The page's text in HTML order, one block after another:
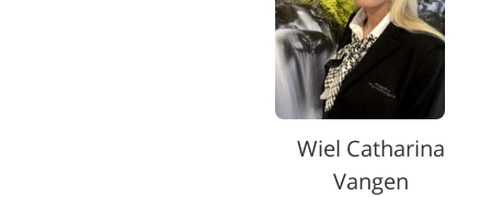
Wiel Catharina
Vangen